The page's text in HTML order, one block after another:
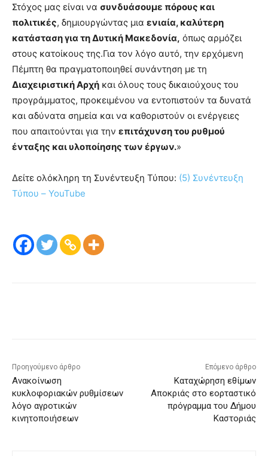
Στόχος μας είναι να συνδυάσουμε πόρους και
πολιτικές, δημιουργώντας μια ενιαία, καλύτερη
κατάσταση για τη Δυτική Μακεδονία, όπως αρμόζει
στους κατοίκους της.Για τον λόγο αυτό, την ερχόμενη
Πέμπτη θα πραγματοποιηθεί συνάντηση με τη
Διαχειριστική Αρχή και όλους τους δικαιούχους του
προγράμματος, προκειμένου να εντοπιστούν τα δυνατά
και αδύνατα σημεία και να καθοριστούν οι ενέργειες
που απαιτούνται για την επιτάχυνση του ρυθμού
ένταξης και υλοποίησης των έργων.»
Δείτε ολόκληρη τη Συνέντευξη Τύπου: (5) Συνέντευξη
Τύπου – YouTube
Προηγούμενο άρθρο
Ανακοίνωση
κυκλοφοριακών ρυθμίσεων
λόγο αγροτικών
κινητοποιήσεων
Επόμενο άρθρο
Καταχώρηση εθίμων
Αποκριάς στο εορταστικό
πρόγραμμα του Δήμου
Καστοριάς